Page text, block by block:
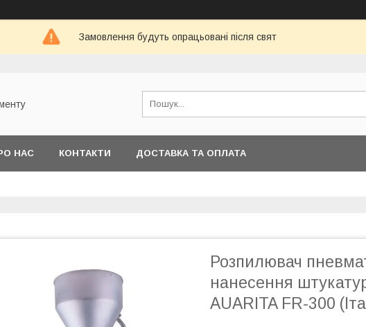
Замовлення будуть опрацьовані після свят
НАС КОНТАКТИ ДОСТАВКА ТА ОПЛАТА
Розпилювач
нанесення
AUARITA FR-300